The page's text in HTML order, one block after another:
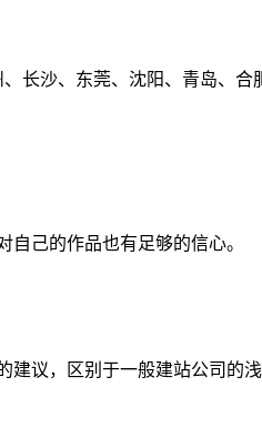
长沙、东莞、沈阳、青岛、合
己的作品也有足够的信心。
建议，区别于一般建站公司的